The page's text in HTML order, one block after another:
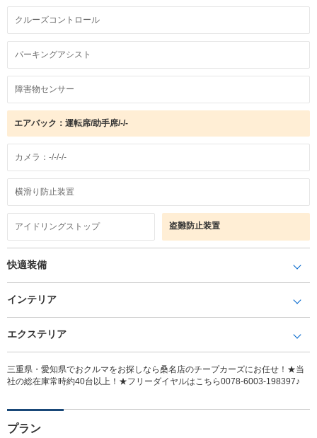
クルーズコントロール
パーキングアシスト
障害物センサー
エアバック：運転席/助手席/-/-
カメラ：-/-/-/-
横滑り防止装置
アイドリングストップ 盗難防止装置
快適装備
インテリア
エクステリア
三重県・愛知県でおクルマをお探しなら桑名店のチープカーズにお任せ！★当
社の総在庫常時約40台以上！★フリーダイヤルはこちら0078-6003-198397♪
プラン